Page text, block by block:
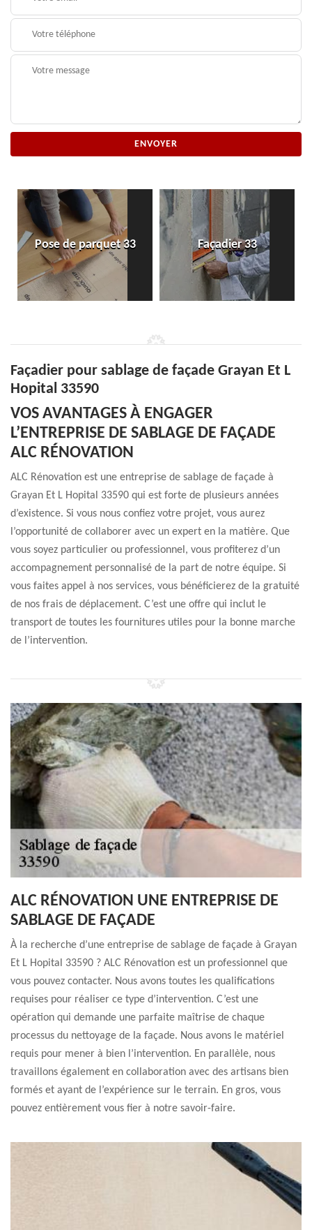
Pose de parquet 33 Façadier 33
Façadier pour sablage de façade Grayan Et L
Hopital 33590
VOS AVANTAGES À ENGAGER
L’ENTREPRISE DE SABLAGE DE FAÇADE
ALC RÉNOVATION
ALC Rénovation est une entreprise de sablage de façade à
Grayan Et L Hopital 33590 qui est forte de plusieurs années
d’existence. Si vous nous confiez votre projet, vous aurez
l’opportunité de collaborer avec un expert en la matière. Que
vous soyez particulier ou professionnel, vous profiterez d’un
accompagnement personnalisé de la part de notre équipe. Si
vous faites appel à nos services, vous bénéficierez de la gratuité
de nos frais de déplacement. C’est une offre qui inclut le
transport de toutes les fournitures utiles pour la bonne marche
de l’intervention.
ALC RÉNOVATION UNE ENTREPRISE DE
SABLAGE DE FAÇADE
À la recherche d’une entreprise de sablage de façade à Grayan
Et L Hopital 33590 ? ALC Rénovation est un professionnel que
vous pouvez contacter. Nous avons toutes les qualifications
requises pour réaliser ce type d’intervention. C’est une
opération qui demande une parfaite maîtrise de chaque
processus du nettoyage de la façade. Nous avons le matériel
requis pour mener à bien l’intervention. En parallèle, nous
travaillons également en collaboration avec des artisans bien
formés et ayant de l’expérience sur le terrain. En gros, vous
pouvez entièrement vous fier à notre savoir-faire.